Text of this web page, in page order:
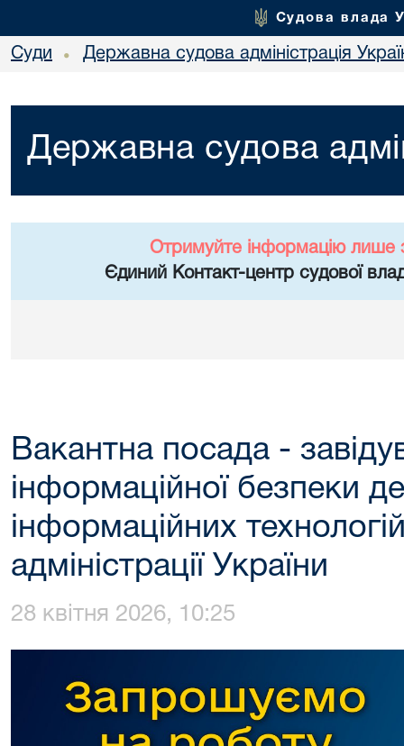
Судова влада
Суди • Державна судова адміністрація
Державна судова
Отримуйте інформацію лише
Єдиний Контакт-центр судової
Вакантна посада -
інформаційної безпеки
інформаційних
адміністрації України
28 квітня 2026, 10:25